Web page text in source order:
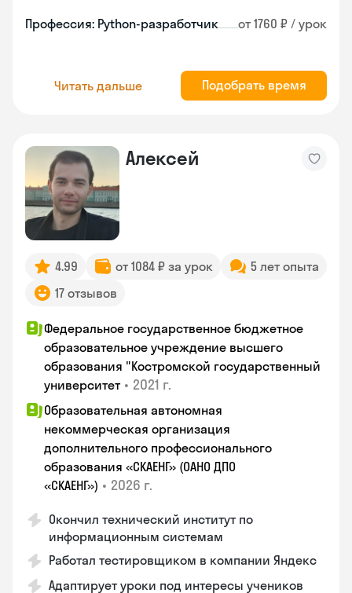
Профессия: Python-разработчик от 1760 ₽ / урок
Читать дальше Подобрать время
Алексей
4.99 от 1084 ₽ за урок
5 лет опыта
17 отзывов
Федеральное государственное бюджетное
образовательное учреждение высшего
образования "Костромской государственный
университет • 2021 г.
Образовательная автономная
некоммерческая организация
дополнительного профессионального
образования «СКАЕНГ» (ОАНО ДПО
«СКАЕНГ») • 2026 г.
Окончил технический институт по
информационным системам
Работал тестировщиком в компании Яндекс
Адаптирует уроки под интересы учеников